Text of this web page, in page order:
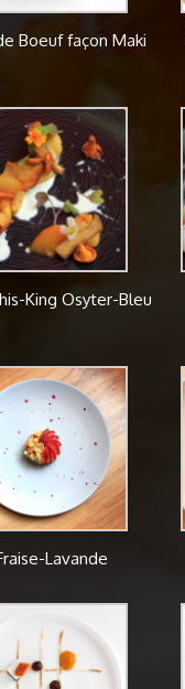
Boeuf façon Maki
King Osyter-Bleu
Lavande